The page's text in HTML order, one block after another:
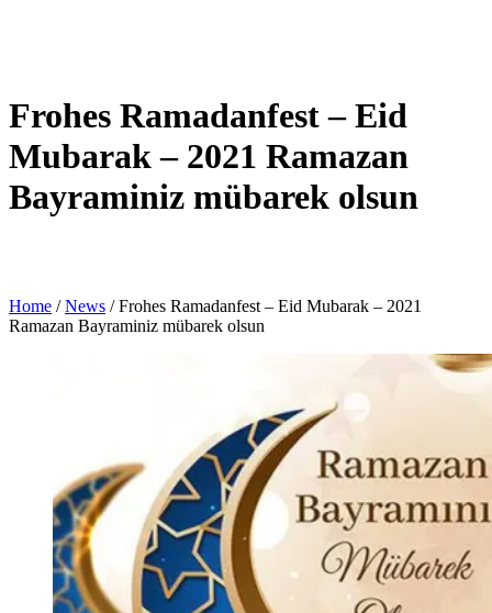
Frohes Ramadanfest – Eid
Mubarak – 2021 Ramazan
Bayraminiz mübarek olsun
Home /News /Frohes Ramadanfest – Eid Mubarak – 2021
Ramazan Bayraminiz mübarek olsun